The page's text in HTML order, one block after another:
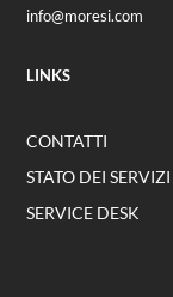
info@moresi.com
LINKS
CONTATTI
STATO DEI SERVIZI
SERVICE DESK